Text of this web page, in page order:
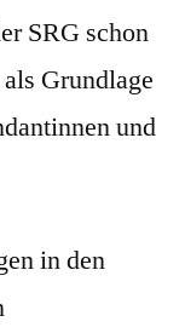
SRG schon
Grundlage
und
in den